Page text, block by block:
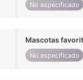
No especificado
Mascotas
No especificado